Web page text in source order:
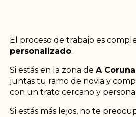
El proceso de trabajo es
personalizado.
Si estás en la zona de A Coruña
juntas tu ramo de novia y
con un trato cercano y
Si estás más lejos, no te